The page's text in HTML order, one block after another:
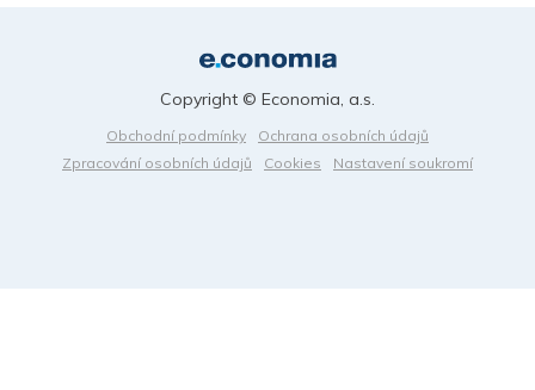
Obchodní podmínky
Ochrana osobních údajů
Zpracování osobních údajů
Cookies Nastavení soukromí
Copyright © Economia, a.s.